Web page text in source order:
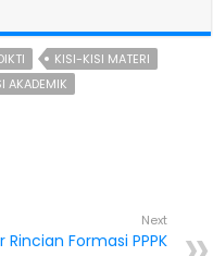
KISI-KISI MATERI
AKADEMIK
Next
Rincian Formasi PPPK